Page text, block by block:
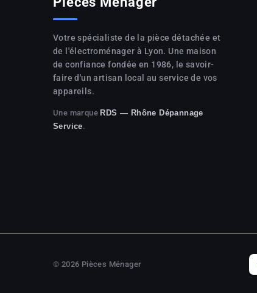
Votre spécialiste de la pièce détachée et
de l'électroménager à Lyon. Une maison
de confiance fondée en 1986, le savoir-
faire d'un artisan local au service de vos
appareils.
Une marque RDS — Rhône Dépannage
Service.
© 2026 Pièces Ménager